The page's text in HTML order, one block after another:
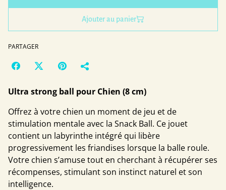
Ajouter au panier
PARTAGER
Ultra strong ball pour Chien (8 cm)
Offrez à votre chien un moment de jeu et de
stimulation mentale avec la Snack Ball. Ce jouet
contient un labyrinthe intégré qui libère
progressivement les friandises lorsque la balle roule.
Votre chien s’amuse tout en cherchant à récupérer ses
récompenses, stimulant son instinct naturel et son
intelligence.